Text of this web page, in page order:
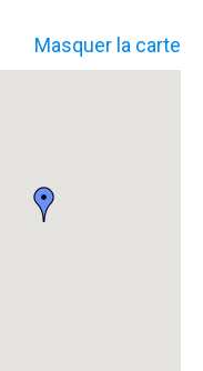
Masquer la carte